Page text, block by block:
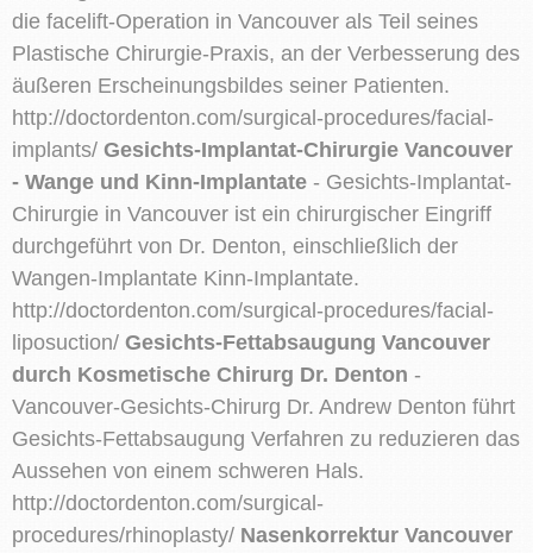
die facelift-Operation in Vancouver als Teil seines
Plastische Chirurgie-Praxis, an der Verbesserung des
äußeren Erscheinungsbildes seiner Patienten.
http://doctordenton.com/surgical-procedures/facial-
implants/ Gesichts-Implantat-Chirurgie Vancouver
- Wange und Kinn-Implantate - Gesichts-Implantat-
Chirurgie in Vancouver ist ein chirurgischer Eingriff
durchgeführt von Dr. Denton, einschließlich der
Wangen-Implantate Kinn-Implantate.
http://doctordenton.com/surgical-procedures/facial-
liposuction/ Gesichts-Fettabsaugung Vancouver
durch Kosmetische Chirurg Dr. Denton -
Vancouver-Gesichts-Chirurg Dr. Andrew Denton führt
Gesichts-Fettabsaugung Verfahren zu reduzieren das
Aussehen von einem schweren Hals.
http://doctordenton.com/surgical-
procedures/rhinoplasty/ Nasenkorrektur Vancouver